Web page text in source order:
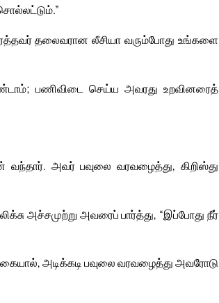
தலைவரான லீசியா வரும்போது உங்களை
பணிவிடை செய்ய அவரது உறவினரைத்
வந்தார். அவர் பவுலை வரவழைத்து, கிறிஸ்து
அச்சமுற்று அவரைப் பார்த்து, “இப்போது நீர்
அடிக்கடி பவுலை வரவழைத்து அவரோடு